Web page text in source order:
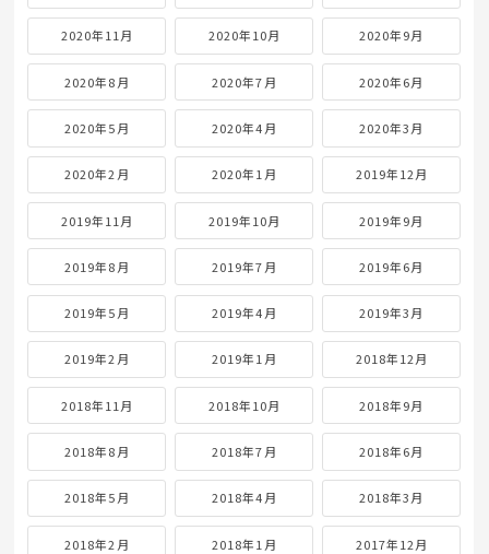
2020年11月 2020年10月 2020年9月
2020年8月 2020年7月 2020年6月
2020年5月 2020年4月 2020年3月
2020年2月 2020年1月 2019年12月
2019年11月 2019年10月 2019年9月
2019年8月 2019年7月 2019年6月
2019年5月 2019年4月 2019年3月
2019年2月 2019年1月 2018年12月
2018年11月 2018年10月 2018年9月
2018年8月 2018年7月 2018年6月
2018年5月 2018年4月 2018年3月
2018年2月 2018年1月 2017年12月